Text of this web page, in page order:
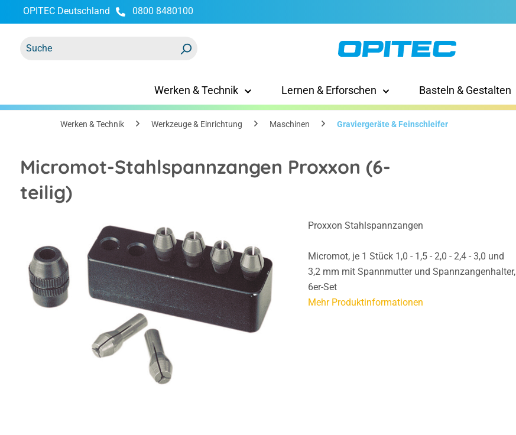
Zur Hauptnavigation springen
OPITEC Deutschland 0800 8480100
Werken & Technik Lernen & Erforschen Basteln & Gestalten
Werken & Technik Werkzeuge & Einrichtung Maschinen Graviergeräte & Feinschleifer
Micromot-Stahlspannzangen Proxxon (6-
teilig)
Bildergalerie überspringen Proxxon Stahlspannzangen
Micromot, je 1 Stück 1,0 - 1,5 - 2,0 - 2,4 - 3,0 und
3,2 mm mit Spannmutter und Spannzangenhalter,
6er-Set
Mehr Produktinformationen